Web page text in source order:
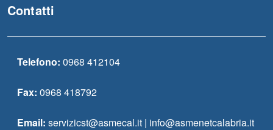
Contatti
Telefono: 0968 412104
Fax: 0968 418792
Email: servizicst@asmecal.it | info@asmenetcalabria.it